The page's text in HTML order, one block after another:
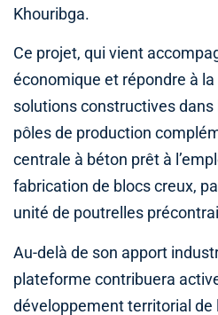
Khouribga.
Ce projet, qui vient
économique et répondre à
solutions constructives
pôles de production
centrale à béton prêt à
fabrication de blocs creux,
unité de poutrelles
Au-delà de son apport
plateforme contribuera
développement territorial de